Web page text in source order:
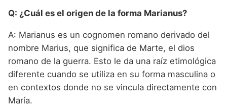
Q: ¿Cuál es el origen de la forma Marianus?
A: Marianus es un cognomen romano derivado del
nombre Marius, que significa de Marte, el dios
romano de la guerra. Esto le da una raíz etimológica
diferente cuando se utiliza en su forma masculina o
en contextos donde no se vincula directamente con
María.